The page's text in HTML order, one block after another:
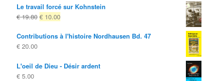
d'origine
était:
actuel
est:
Le travail forcé sur Kohnstein
€19.80 Le
d'origine
€ 10.00Le
actuel
Contributions à l'histoire Nordhausen Bd. 47
€ 20.00
L'oeil de Dieu - Désir ardent
€ 5.00